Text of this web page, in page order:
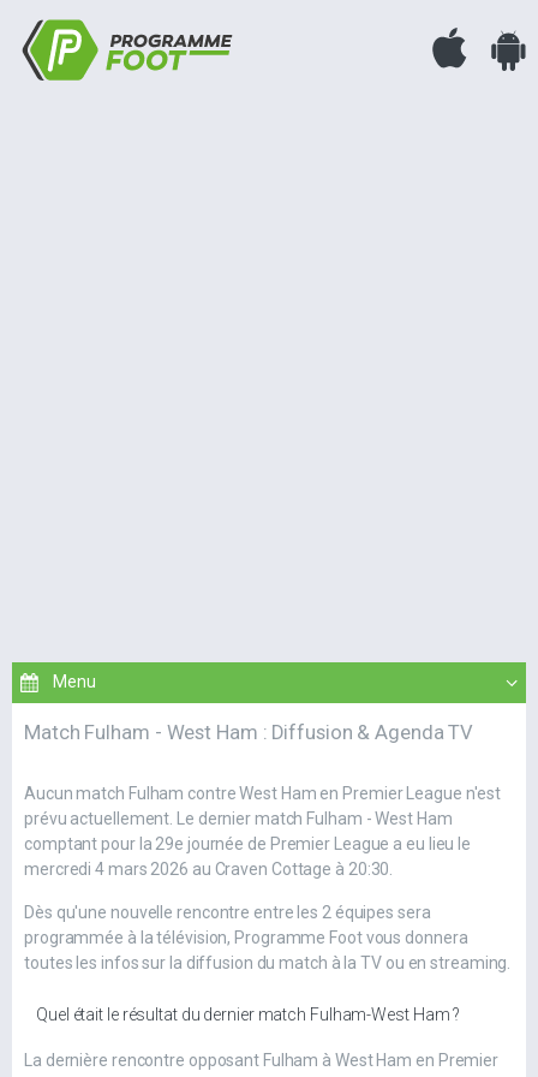
Match Fulham - West Ham : Diffusion & Agenda TV
Aucun match Fulham contre West Ham en Premier League n'est
prévu actuellement. Le dernier match Fulham - West Ham
comptant pour la 29e journée de Premier League a eu lieu le
mercredi 4 mars 2026 au Craven Cottage à 20:30.
Dès qu'une nouvelle rencontre entre les 2 équipes sera
programmée à la télévision, Programme Foot vous donnera
toutes les infos sur la diffusion du match à la TV ou en streaming.
Quel était le résultat du dernier match Fulham-West Ham ?
La dernière rencontre opposant Fulham à West Ham en Premier